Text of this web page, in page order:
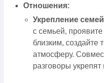
Отношения:
Укрепление
с семьей,
близким,
атмосферу.
разговоры